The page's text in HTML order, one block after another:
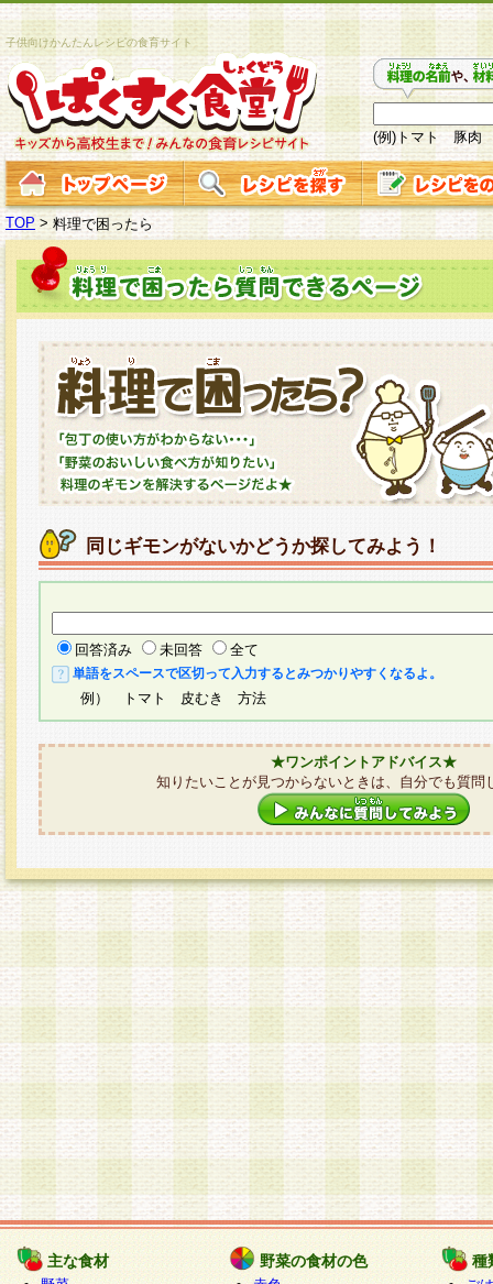
子供向けかんたんレシピの食育サイト
(例)トマト 豚肉
TOP >料理で困ったら
同じギモンがないかどうか探してみよう！
回答済み 未回答 全て
単語をスペースで区切って入力するとみつかりやすくなるよ。
例） トマト 皮むき 方法
★ワンポイントアドバイス★
知りたいことが見つからないときは、自分でも質問
主な食材 野菜の食材の色 種